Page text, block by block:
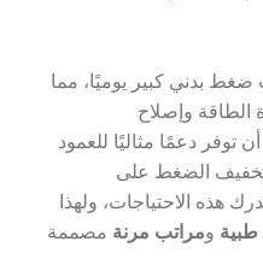
بدني كبير يوميًا، مما
الطاقة وإصلاح
توفر دعمًا مثاليًا للعمود
وتخفيف الضغط على
هذه الاحتياجات، ولهذا
ومراتب مرنة مصممة